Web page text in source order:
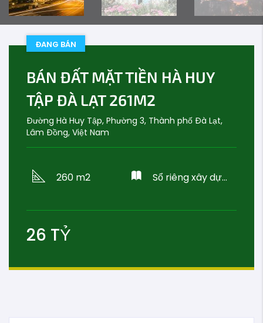
ĐANG BÁN
BÁN ĐẤT MẶT TIỀN HÀ HUY
TẬP ĐÀ LẠT 261M2
Đường Hà Huy Tập, Phường 3, Thành phố Đà Lạt,
Lâm Đồng, Việt Nam
260 m2 Sổ riêng xây dựng
26 TỶ